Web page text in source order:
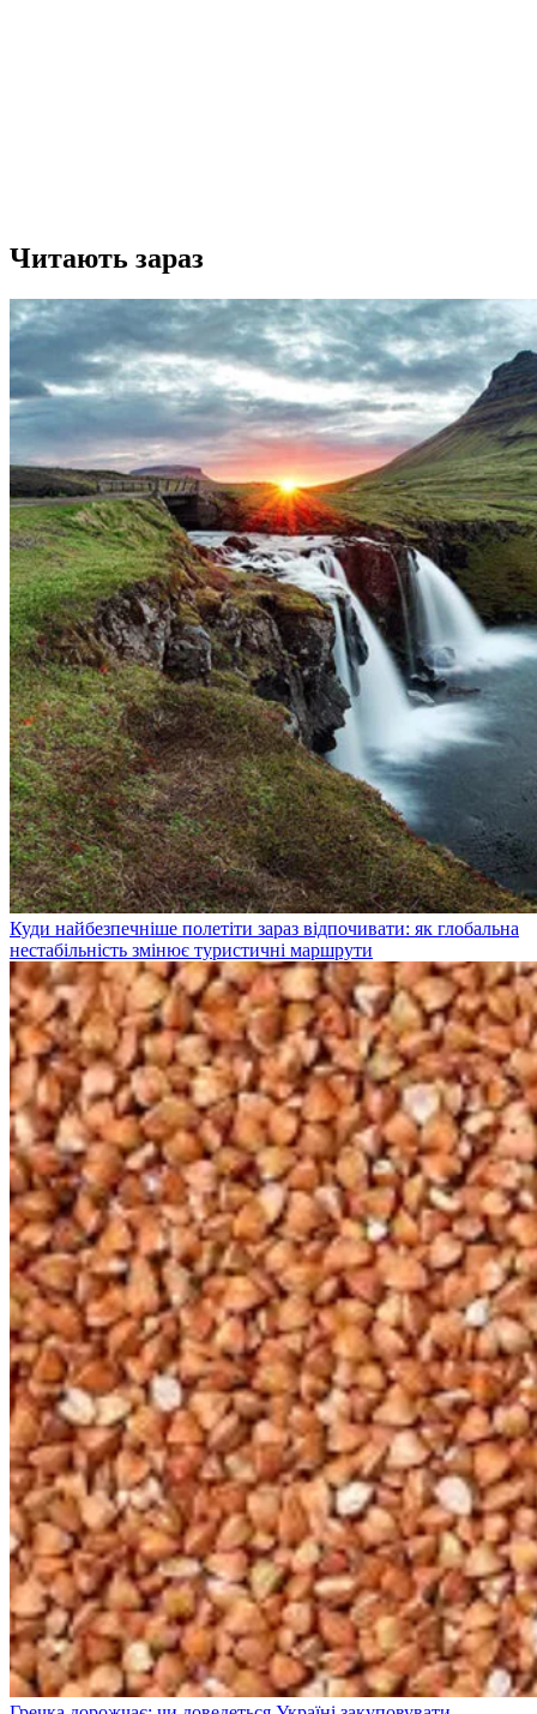
Читають зараз
Куди найбезпечніше полетіти зараз відпочивати: як глобальна
нестабільність змінює туристичні маршрути